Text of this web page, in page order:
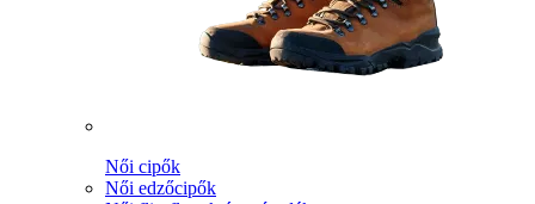
Női cipők
Női edzőcipők